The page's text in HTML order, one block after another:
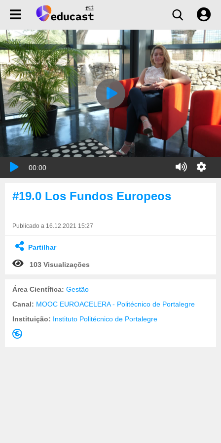
00:00
#19.0 Los Fundos Europeos
Publicado a 16.12.2021 15:27
Partilhar
103 Visualizações
Área Científica: Gestão
Canal: MOOC EUROACELERA - Politécnico de Portalegre
Instituição: Instituto Politécnico de Portalegre